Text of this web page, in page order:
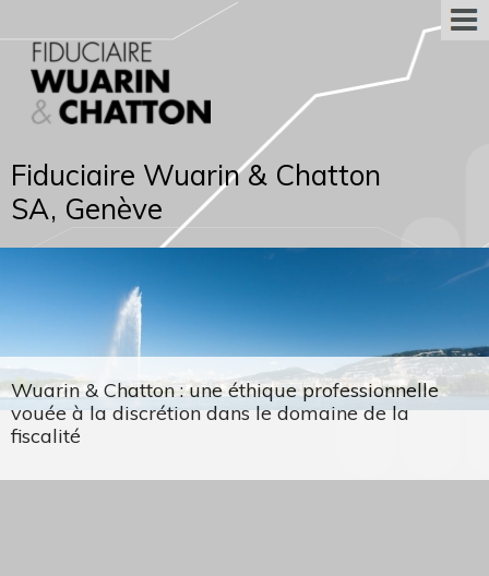
Fiduciaire Wuarin & Chatton
SA, Genève
Wuarin & Chatton : une éthique professionnelle
vouée à la discrétion dans le domaine de la
fiscalité